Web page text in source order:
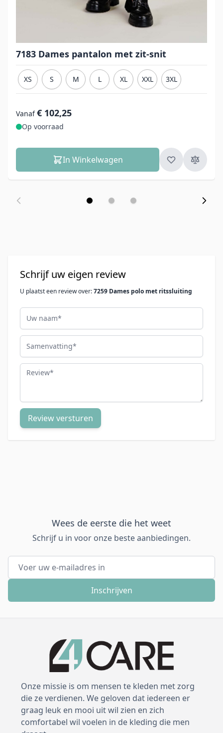
7183 Dames pantalon met zit-snit
XS S M L XL XXL 3XL
Vanaf € 102,25
Op voorraad
In Winkelwagen
Schrijf uw eigen review
U plaatst een review over:7259 Dames polo met ritssluiting
Uw naam
Samenvatting
Review
Review versturen
Wees de eerste die het weet
Schrijf u in voor onze beste aanbiedingen.
E-mail adres
Inschrijven
Onze missie is om mensen te kleden met zorg
die ze verdienen. We geloven dat iedereen er
graag leuk en mooi uit wil zien en zich
comfortabel wil voelen in de kleding die men